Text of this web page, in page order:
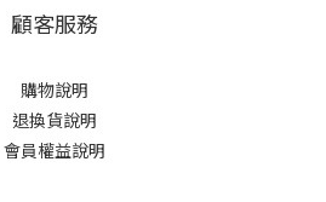
顧客服務
購物說明
退換貨說明
會員權益說明